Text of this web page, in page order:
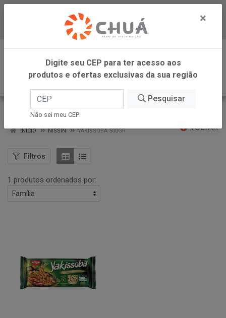
Baixe já nosso APP
0
YAKISSOBA 500GR
VOLTAR
INÍCIO NISSIN YAKISSOBA 500GR
Filtros
1 produtos ordenados por:
×
Digite seu CEP para ter acesso aos
produtos e ofertas exclusivas da sua região
Pesquisar
Não sei meu CEP